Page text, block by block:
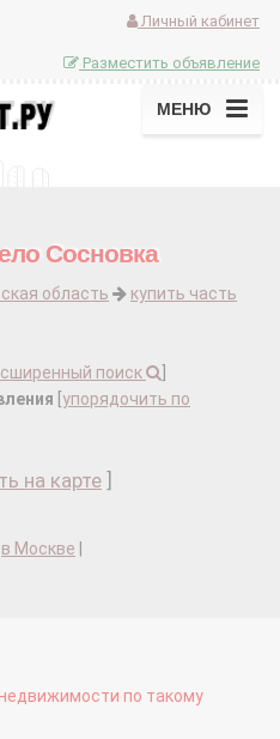
Личный кабинет
Разместить объявление
МЕНЮ
Сосновка
область
купить часть
поиск
упорядочить по
на карте
в Москве
по такому